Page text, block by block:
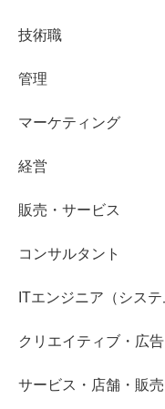
技術職
管理
マーケティング
経営
販売・サービス
コンサルタント
ITエンジニア（シス
クリエイティブ・広
サービス・店舗・販売